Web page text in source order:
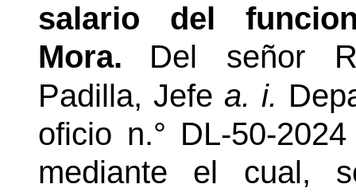
salario del
Mora.
Del señor
Padilla,Jefe a. i.
oficio n.° DL-50-
mediante el cual,